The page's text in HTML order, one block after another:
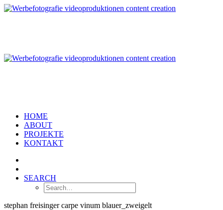
HOME
ABOUT
PROJEKTE
KONTAKT
SEARCH
stephan freisinger carpe vinum blauer_zweigelt